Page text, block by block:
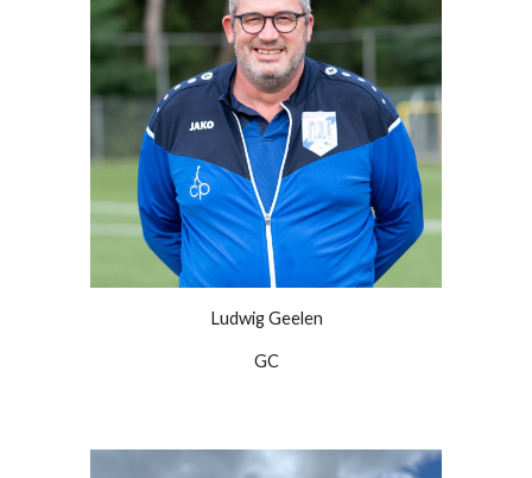
Ludwig Geelen
GC